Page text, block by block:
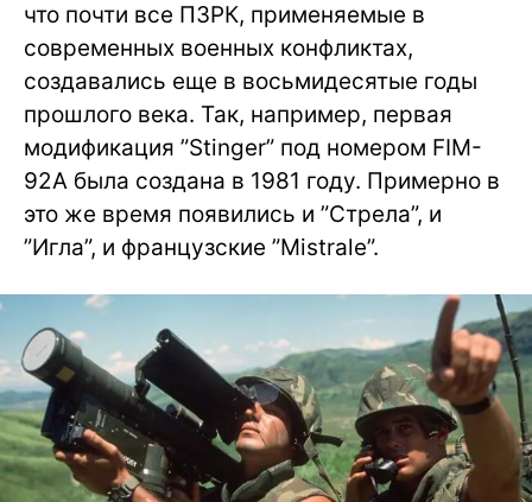
что почти все ПЗРК, применяемые в
современных военных конфликтах,
создавались еще в восьмидесятые годы
прошлого века. Так, например, первая
модификация ”Stinger” под номером FIM-
92А была создана в 1981 году. Примерно в
это же время появились и ”Стрела”, и
”Игла”, и французские ”Mistrale”.